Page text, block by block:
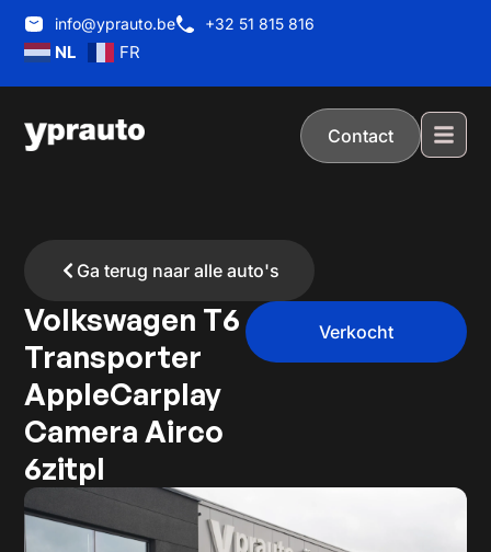
info@yprauto.be +32 51 815 816
NL FR
Contact
Ga terug naar alle auto's
Volkswagen T6
Transporter
AppleCarplay
Camera Airco
6zitpl
Verkocht